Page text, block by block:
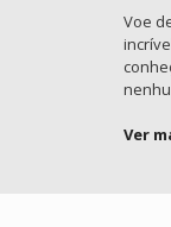
Voe
Ver